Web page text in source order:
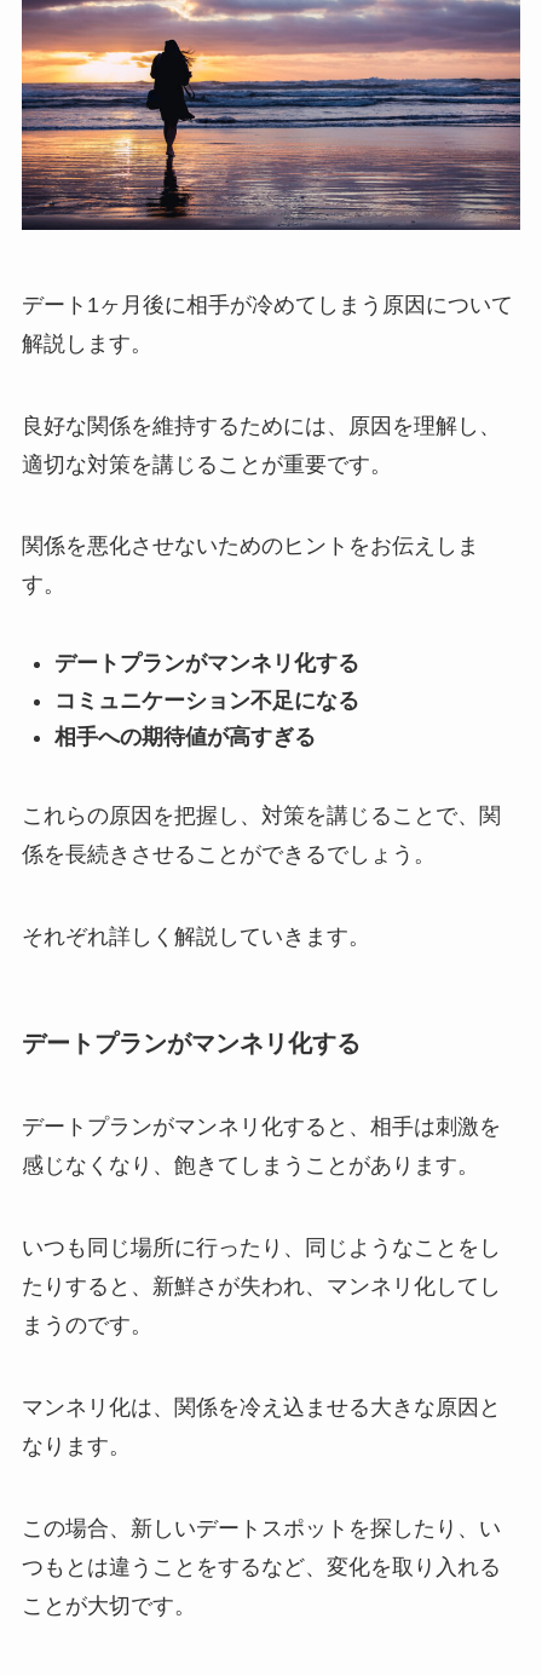
デート1ヶ月後に相手が冷めてしまう原因について
解説します。
良好な関係を維持するためには、原因を理解し、
適切な対策を講じることが重要です。
関係を悪化させないためのヒントをお伝えしま
す。
デートプランがマンネリ化する
コミュニケーション不足になる
相手への期待値が高すぎる
これらの原因を把握し、対策を講じることで、関
係を長続きさせることができるでしょう。
それぞれ詳しく解説していきます。
デートプランがマンネリ化する
デートプランがマンネリ化すると、相手は刺激を
感じなくなり、飽きてしまうことがあります。
いつも同じ場所に行ったり、同じようなことをし
たりすると、新鮮さが失われ、マンネリ化してし
まうのです。
マンネリ化は、関係を冷え込ませる大きな原因と
なります。
この場合、新しいデートスポットを探したり、い
つもとは違うことをするなど、変化を取り入れる
ことが大切です。